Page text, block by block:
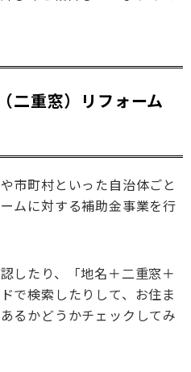
二重窓）リフォーム
市町村といった自治体ごと
ムに対する補助金事業を行
したり、「地名＋二重窓＋
で検索したりして、お住ま
るかどうかチェックしてみ